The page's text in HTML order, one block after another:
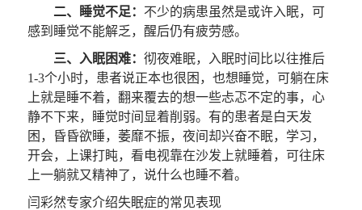
二、睡觉不足： 不少的病患虽然是或许入眠，可
感到睡觉不能解乏，醒后仍有疲劳感。
三、入眠困难：彻夜难眠，入眠时间比以往推后
1-3个小时，患者说正本也很困，也想睡觉，可躺在床
上就是睡不着，翻来覆去的想一些忐忑不定的事，心
静不下来，睡觉时间显着削弱。有的患者是白天发
困，昏昏欲睡，萎靡不振，夜间却兴奋不眠，学习，
开会，上课打盹，看电视靠在沙发上就睡着，可往床
上一躺就又精神了，说什么也睡不着。
闫彩然专家介绍失眠症的常见表现